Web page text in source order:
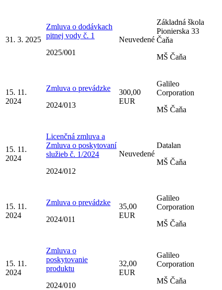
31. 3. 2025
Zmluva o dodávkach
pitnej vody č. 1
2025/001
Neuvedené
Základná škola
Pionierska 33
Čaňa
MŠ Čaňa
15. 11.
2024
Zmluva o prevádzke
2024/013
300,00
EUR
Galileo
Corporation
MŠ Čaňa
15. 11.
2024
Licenčná zmluva a
Zmluva o poskytovaní
služieb č. 1/2024
2024/012
Neuvedené
Datalan
MŠ Čaňa
15. 11.
2024
Zmluva o prevádzke
2024/011
35,00
EUR
Galileo
Corporation
MŠ Čaňa
15. 11.
2024
Zmluva o
poskytovanie
produktu
2024/010
32,00
EUR
Galileo
Corporation
MŠ Čaňa